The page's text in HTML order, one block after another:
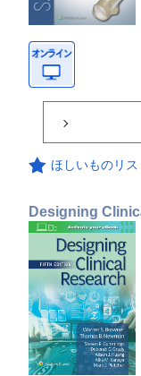
ほしいものリ
Designing